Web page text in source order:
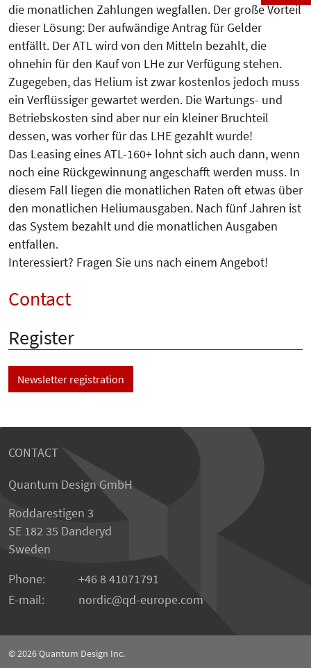
die monatlichen Zahlungen wegfallen. Der große Vorteil
dieser Lösung: Der aufwändige Antrag für Gelder
entfällt. Der ATL wird von den Mitteln bezahlt, die
ohnehin für den Kauf von LHe zur Verfügung stehen.
Zugegeben, das Helium ist zwar kostenlos jedoch muss
ein Verflüssiger gewartet werden. Die Wartungs- und
Betriebskosten sind aber nur ein kleiner Bruchteil
dessen, was vorher für das LHE gezahlt wurde!
Das Leasing eines ATL-160+ lohnt sich auch dann, wenn
noch eine Rückgewinnung angeschafft werden muss. In
diesem Fall liegen die monatlichen Raten oft etwas über
den monatlichen Heliumausgaben. Nach fünf Jahren ist
das System bezahlt und die monatlichen Ausgaben
entfallen.
Interessiert? Fragen Sie uns nach einem Angebot!
Contact
Register
Newsletter registration
CONTACT
Quantum Design GmbH
Roddarestigen 3
SE 182 35 Danderyd
Sweden
Phone:
+46 8 41071791
E-mail:
nordic qd-europe.com
© 2026Quantum Design Inc.